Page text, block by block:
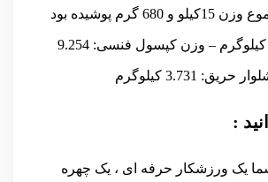
گرم پوشیده بود
وزن چکمه: 2.695 کیلوگرم – وزن کپسول فنسی: 9.254
3.731 کیلوگرم
:
یک ورزشکار حرفه ای ، یک چهره